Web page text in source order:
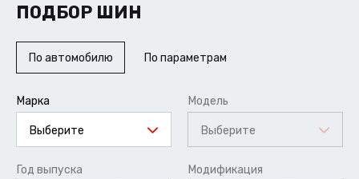
ПОДБОР ШИН
По автомобилю По параметрам
Марка
Выберите
Модель
Выберите
Год выпуска Модификация